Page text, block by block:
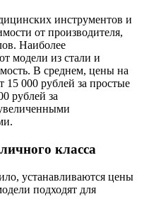
инструментов и
от производителя,
Наиболее
модели из стали и
В среднем, цены на
15 000 рублей за простые
рублей за
класса
устанавливаются цены
подходят для